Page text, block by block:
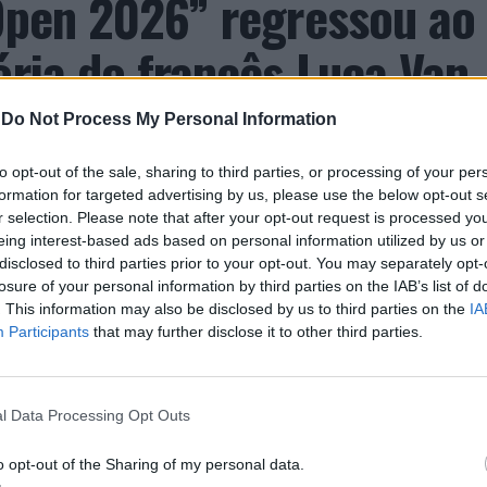
Do Not Process My Personal Information
opt-out of the sale, sharing to third parties, or processing of your
for targeted advertising by us, please use the below opt-out
selection. Please note that after your opt-out request is processed
interest-based ads based on personal information utilized by us
to third parties prior to your opt-out. You may separately
of your personal information by third parties on the IAB’s list of
This information may also be disclosed by us to third parties on the
Participants that may further disclose it to other third parties.
Data Processing Opt Outs
opt-out of the Sharing of my personal data.
2026” regressou ao
do francês Luca Van
os dias 18 e 26 de julho, no Clube de Ténis
o regresso da competição ao circuito
na edição anterior, ter integrado o circuito
o primeiro título ATP da carreira ao
uma edição marcada pela elevada
portugueses e pela projeção internacional